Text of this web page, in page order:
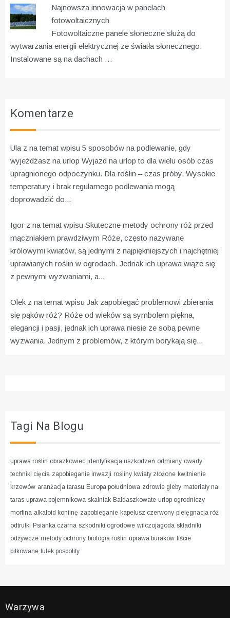
Najnowsza innowacja w panelach
fotowoltaicznych
Fotowoltaiczne panele słoneczne służą do
wytwarzania energii elektrycznej ze światła słonecznego.
Instalowane są na dachach …
Komentarze
Ula z na temat wpisu 5 sposobów na podlewanie, gdy
wyjeżdżasz na urlop Wyjazd na urlop to dla wielu osób czas
upragnionego odpoczynku. Dla roślin – czas próby. Wysokie
temperatury i brak regularnego podlewania mogą
doprowadzić do...
Igor z na temat wpisu Skuteczne metody ochrony róż przed
mączniakiem prawdziwym Róże, często nazywane
królowymi kwiatów, są jednymi z najpiękniejszych i najchętniej
uprawianych roślin w ogrodach. Jednak ich uprawa wiąże się
z pewnymi wyzwaniami, a...
Olek z na temat wpisu Jak zapobiegać problemowi zbierania
się pąków róż? Róże od wieków są symbolem piękna,
elegancji i pasji, jednak ich uprawa niesie ze sobą pewne
wyzwania. Jednym z problemów, z którym borykają się...
Tagi Na Blogu
uprawa roślin obrazkowiec identyfikacja uszkodzeń odmiany owady
techniki cięcia zapobieganie inwazji rośliny kwiaty złożone kwitnienie
krzewów aranżacja tarasu Europa południowa zdrowie gleby materiały na
taras uprawa pojemnikowa skalniak Baldaszkowate urlop ogrodniczy
morfina alkaloid koniinę zapobieganie kapelusz czerwony pielęgnacja róż
odtrutki Psianka czarna szkodniki ogrodowe wilczojagoda składniki
odżywcze metody ochrony biologia roślin uprawa buraków liście
piłkowane lulek pospolity
Warzywa